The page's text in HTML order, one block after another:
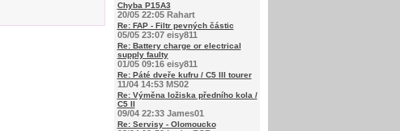
Chyba P15A3
20/05 22:05 Rahart
Re: FAP - Filtr pevných částic
05/05 23:07 eisy811
Re: Battery charge or electrical
supply faulty
01/05 09:16 eisy811
Re: Páté dveře kufru / C5 III tourer
11/04 14:53 MS02
Re: Výměna ložiska předního kola /
C5 II
09/04 22:33 James01
Re: Servisy - Olomoucko